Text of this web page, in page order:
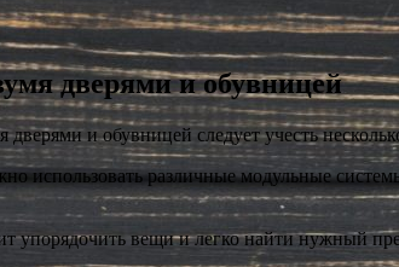
дверями и обувницей
и обувницей следует учесть
использовать различные модульные
упорядочить вещи и легко найти нужный